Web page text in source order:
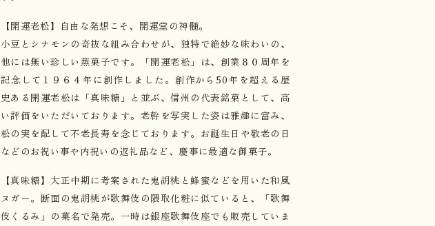
【開運老松】自由な発想こそ、開運堂の神髄。
小豆とシナモンの奇抜な組み合わせが、独特で絶妙な味わいの、
他には無い珍しい蒸菓子です。「開運老松」は、創業８０周年を
記念して１９６４年に創作しました。創作から50年を超える歴
史ある開運老松は「真味糖」と並ぶ、信州の代表銘菓として、高
い評価をいただいております。老幹を写実した姿は雅趣に富み、
松の実を配して不老長寿を念じております。お誕生日や敬老の日
などのお祝い事や内祝いの返礼品など、慶事に最適な御菓子。
【真味糖】大正中期に考案された鬼胡桃と蜂蜜などを用いた和風
ヌガー。断面の鬼胡桃が歌舞伎の隈取化粧に似ていると、「歌舞
伎くるみ」の菓名で発売。一時は銀座歌舞伎座でも販売していま